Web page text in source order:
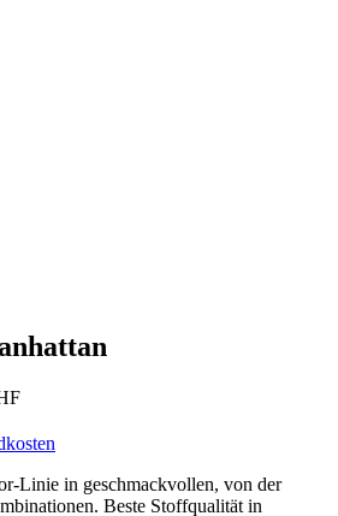
Linie in geschmackvollen, von der
Beste Stoffqualität in